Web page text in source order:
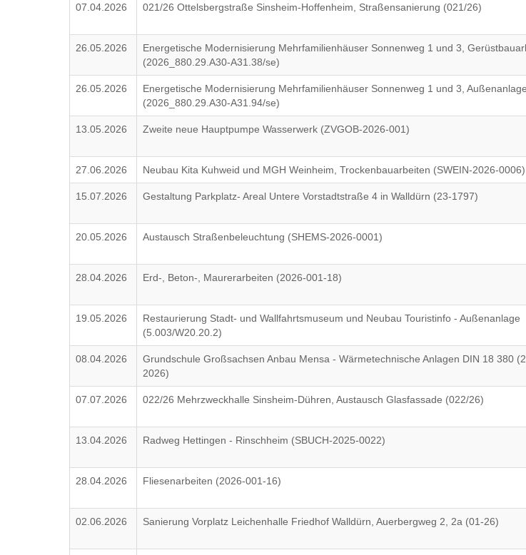
07.04.2026 021/26 Ottelsbergstraße Sinsheim-Hoffenheim, Straßensanierung (021/26)
26.05.2026
Energetische Modernisierung Mehrfamilienhäuser Sonnenweg 1 und 3,
(2026_880.29.A30-A31.38/se)
26.05.2026
Energetische Modernisierung Mehrfamilienhäuser Sonnenweg 1 und 3,
(2026_880.29.A30-A31.94/se)
13.05.2026 Zweite neue Hauptpumpe Wasserwerk (ZVGOB-2026-001)
27.06.2026 Neubau Kita Kuhweid und MGH Weinheim, Trockenbauarbeiten (SWEIN-2026-0006)
15.07.2026 Gestaltung Parkplatz- Areal Untere Vorstadtstraße 4 in Walldürn (23-1797)
20.05.2026 Austausch Straßenbeleuchtung (SHEMS-2026-0001)
28.04.2026 Erd-, Beton-, Maurerarbeiten (2026-001-18)
19.05.2026
Restaurierung Stadt- und Wallfahrtsmuseum und Neubau Touristinfo - Außenanlage
(5.003/W20.20.2)
08.04.2026
Grundschule Großsachsen Anbau Mensa - Wärmetechnische Anlagen DIN 18 380
2026)
07.07.2026 022/26 Mehrzweckhalle Sinsheim-Dühren, Austausch Glasfassade (022/26)
13.04.2026 Radweg Hettingen - Rinschheim (SBUCH-2025-0022)
28.04.2026 Fliesenarbeiten (2026-001-16)
02.06.2026 Sanierung Vorplatz Leichenhalle Friedhof Walldürn, Auerbergweg 2, 2a (01-26)